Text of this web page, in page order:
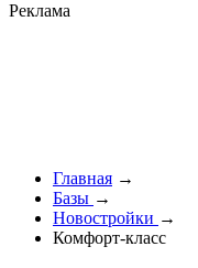
Реклама
Главная →
Базы →
Новостройки →
Комфорт-класс